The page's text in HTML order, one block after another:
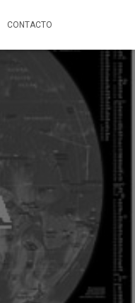
CONTACTO